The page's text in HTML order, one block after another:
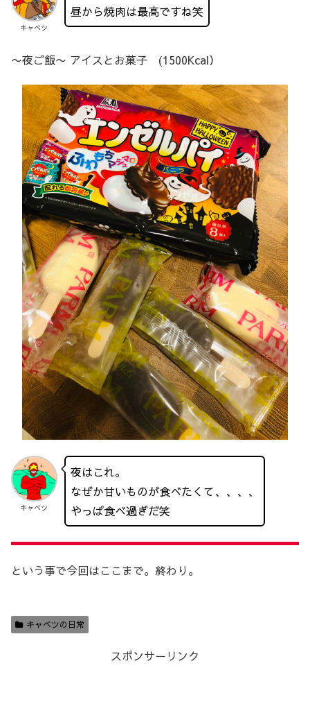
キャベツ
昼から焼肉は最高ですね笑
〜夜ご飯〜 アイスとお菓子 (1500Kcal）
キャベツ
夜はこれ。
なぜか甘いものが食べたくて、、、、
やっぱ食べ過ぎだ笑
という事で今回はここまで。終わり。
キャベツの日常
スポンサーリンク